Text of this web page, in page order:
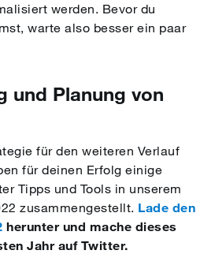
werden. Bevor du
warte also besser ein paar
und Planung von
für den weiteren Verlauf
für deinen Erfolg einige
Tipps und Tools in unserem
zusammengestellt. Lade den
herunter und mache dieses
Jahr auf Twitter.